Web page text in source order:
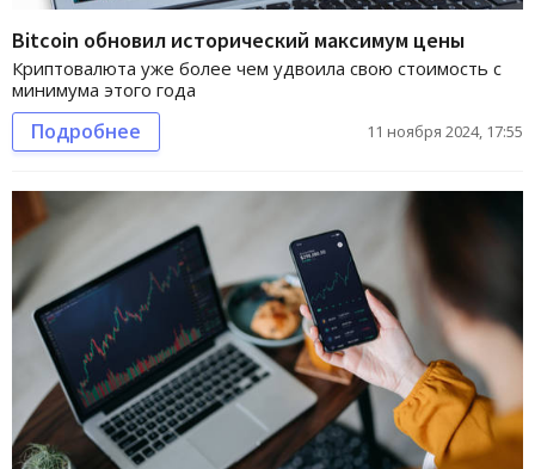
Bitcoin обновил исторический максимум цены
Криптовалюта уже более чем удвоила свою стоимость с
минимума этого года
Подробнее 11 ноября 2024, 17:55